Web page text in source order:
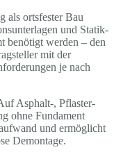
als ortsfester Bau
und Statik-
benötigt werden – den
mit der
je nach
Asphalt-, Pflaster-
ohne Fundament
und ermöglicht
Demontage.